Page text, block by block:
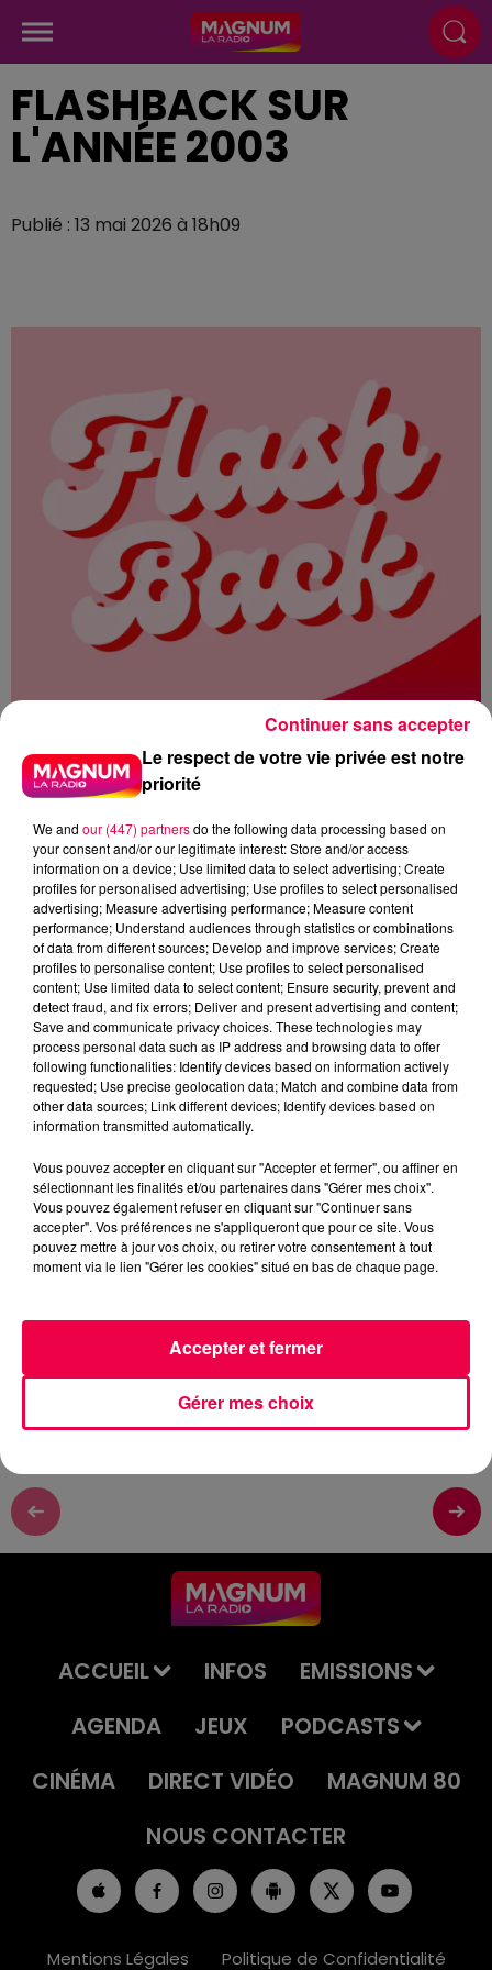
FLASHBACK SUR
L'ANNÉE 2003
Publié : 13 mai 2026 à 18h09
MAGNUM LA RADIO
MAGNUM DRIVE
FLASHBACK
2003
CANICULE 2003
DERNIER VOL DU CONCORDE
NATHAN SLAMA
FLASHBACK sur l'année 2003
0:00 2 min 20 sec
13 mai 2026 - 2 min 20 sec
FLASHBACK sur l'année 2003
ACCUEIL INFOS
EMISSIONS
AGENDA
JEUX
PODCASTS
CINÉMA
DIRECT VIDÉO
MAGNUM 80
NOUS CONTACTER
Mentions Légales Politique de Confidentialité
Le respect de votre vie privée est notre
priorité
We and our (447) partnersdo the following data processing based on
your consent and/or our legitimate interest: Store and/or access
information on a device; Use limited data to select advertising; Create
profiles for personalised advertising; Use profiles to select personalised
advertising; Measure advertising performance; Measure content
performance; Understand audiences through statistics or combinations
of data from different sources; Develop and improve services; Create
profiles to personalise content; Use profiles to select personalised
content; Use limited data to select content; Ensure security, prevent and
detect fraud, and fix errors; Deliver and present advertising and content;
Save and communicate privacy choices. These technologies may
process personal data such as IP address and browsing data to offer
following functionalities: Identify devices based on information actively
requested; Use precise geolocation data; Match and combine data from
other data sources; Link different devices; Identify devices based on
information transmitted automatically.
Vous pouvez accepter en cliquant sur "Accepter et fermer", ou affiner en
sélectionnant les finalités et/ou partenaires dans "Gérer mes choix".
Vous pouvez également refuser en cliquant sur "Continuer sans
accepter". Vos préférences ne s'appliqueront que pour ce site. Vous
pouvez mettre à jour vos choix, ou retirer votre consentement à tout
moment via le lien "Gérer les cookies" situé en bas de chaque page.
Gérer mes choix
Accepter et fermer
Continuer sans accepter